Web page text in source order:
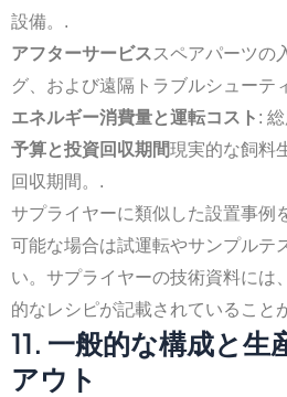
設備。.
アフターサービス スペアパーツの
グ、および遠隔トラブルシューテ
エネルギー消費量と運転コスト :
予算と投資回収期間現実的な飼料
回収期間。.
サプライヤーに類似した設置事例
可能な場合は試運転やサンプルテ
い。サプライヤーの技術資料には
的なレシピが記載されていること
11. 一般的な構成と生
アウト